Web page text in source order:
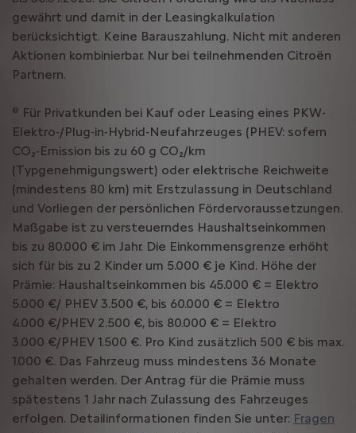
gewährt und damit in der Leasingkalkulation
berücksichtigt. Keine Barauszahlung. Nicht mit anderen
Aktionen kombinierbar. Nur bei teilnehmenden Citroën
Partnern.
e Für Privatkunden bei Kauf oder Leasing eines PKW-
Elektro-/Plug-in-Hybrid-Neufahrzeuges (PHEV: sofern
CO₂-Emission bis zu 60 g CO₂/km
(Typgenehmigungswert) oder elektrische Reichweite
(mindestens 80 km) mit Erstzulassung in Deutschland
und Vorliegen der persönlichen Fördervoraussetzungen.
Maßgabe ist zu versteuerndes Haushaltseinkommen
bis zu 80.000 € im Jahr. Die Einkommensgrenze erhöht
sich für bis zu 2 Kinder um 5.000 € je Kind. Höhe der
Prämie: Haushaltseinkommen bis 45.000 € = Elektro
5.000 €/ PHEV 3.500 €, bis 60.000 € = Elektro
4.000 €/PHEV 2.500 €, bis 80.000 € = Elektro
3.000 €/PHEV 1.500 €. Pro Kind zusätzlich 500 € bis max.
1.000 €. Das Fahrzeug muss mindestens 36 Monate
gehalten werden. Der Antrag für die Prämie muss
spätestens 1 Jahr nach Zulassung des Fahrzeuges
erfolgen. Detailinformationen finden Sie unter: Fragen